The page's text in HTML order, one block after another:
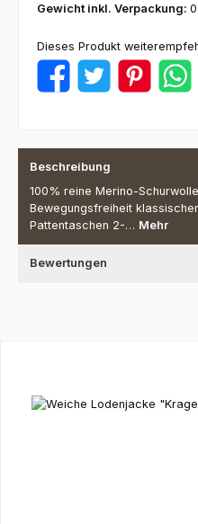
Gewicht inkl. Verpackung:
Dieses Produkt
Beschreibung
100% reine Merino-
Bewegungsfreiheit
Pattentaschen 2-… Mehr
Bewertungen